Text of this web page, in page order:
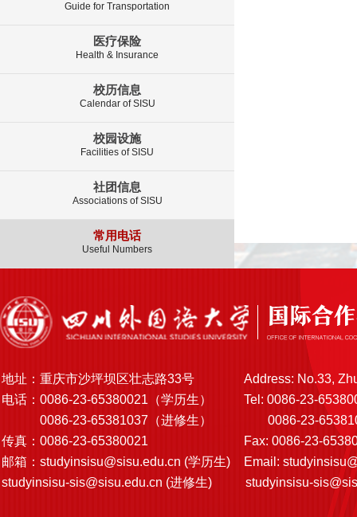
Guide for Transportation
医疗保险
Health & Insurance
校历信息
Calendar of SISU
校园设施
Facilities of SISU
社团信息
Associations of SISU
常用电话
Useful Numbers
地址：重庆市沙坪坝区壮志路33号
Address: No.33,
电话：0086-23-65380021（学历生）
Tel: 0086-23-
0086-23-65381037（进修生）
0086-23-
传真：0086-23-65380021
Fax: 0086-23-
邮箱： studyinsisu@sisu.edu.cn (学历生) Email:
studyinsisu-sis@sisu.edu.cn (进修生) studyinsisu-